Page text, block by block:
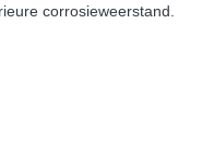
corrosieweerstand.